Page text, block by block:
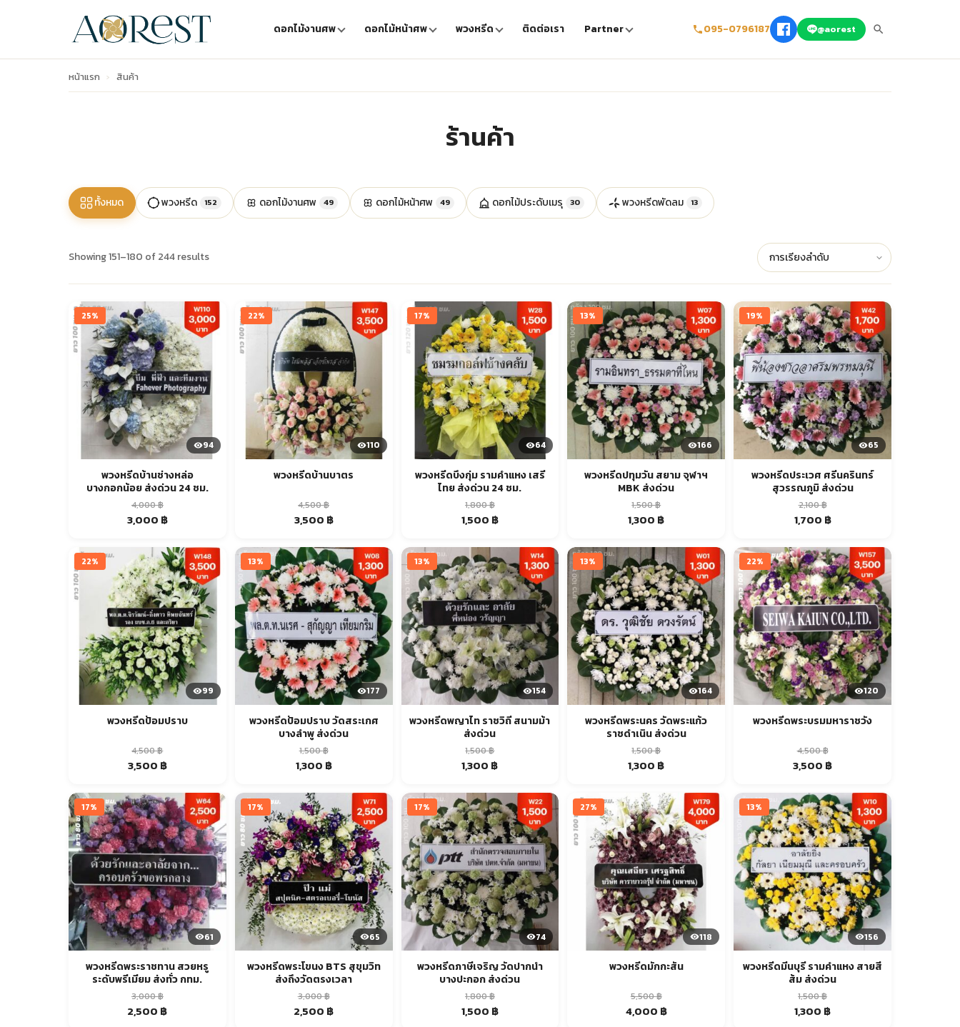
ดอกไม้งานศพ ดอกไม้หน้าศพ พวงหรีด ติดต่อเรา Partner 095-0796187 @aorest
หน้าแรก › สินค้า
ร้านค้า
ทั้งหมด พวงหรีด 152 ดอกไม้งานศพ 49 ดอกไม้หน้าศพ 49 ดอกไม้ประดับเมรุ 30 พวงหรีดพัดลม 13
Showing 151–180 of 244 results
25%
94
พวงหรีดบ้านช่างหล่อ
บางกอกน้อย ส่งด่วน 24 ชม.
4,000฿
Original
4,000 ฿.
3,000 ฿Current
3,000 ฿.
22%
110
พวงหรีดบ้านบาตร
4,500฿
Original
4,500 ฿.
3,500 ฿Current
3,500 ฿.
17%
64
พวงหรีดบึงกุ่ม รามคำแหง เสรี
ไทย ส่งด่วน 24 ชม.
1,800฿
Original
1,800 ฿.
1,500 ฿Current
1,500 ฿.
13%
166
พวงหรีดปทุมวัน สยาม จุฬาฯ
MBK ส่งด่วน
1,500฿
Original
1,500 ฿.
1,300 ฿Current
1,300 ฿.
19%
65
พวงหรีดประเวศ ศรีนครินทร์
สุวรรณภูมิ ส่งด่วน
2,100฿
Original
2,100 ฿.
1,700 ฿Current
1,700 ฿.
22%
99
พวงหรีดป้อมปราบ
4,500฿
Original
4,500 ฿.
3,500 ฿Current
3,500 ฿.
13%
177
พวงหรีดป้อมปราบ วัดสระเกศ
บางลำพู ส่งด่วน
1,500฿
Original
1,500 ฿.
1,300 ฿Current
1,300 ฿.
13%
154
พวงหรีดพญาไท ราชวิถี สนามม้า
ส่งด่วน
1,500฿
Original
1,500 ฿.
1,300 ฿Current
1,300 ฿.
13%
164
พวงหรีดพระนคร วัดพระแก้ว
ราชดำเนิน ส่งด่วน
1,500฿
Original
1,500 ฿.
1,300 ฿Current
1,300 ฿.
22%
120
พวงหรีดพระบรมมหาราชวัง
4,500฿
Original
4,500 ฿.
3,500 ฿Current
3,500 ฿.
17%
61
พวงหรีดพระราชทาน สวยหรู
ระดับพรีเมียม ส่งทั่ว กทม.
3,000฿
Original
2,500 ฿Current
17%
65
พวงหรีดพระโขนง BTS สุขุมวิท
ส่งถึงวัดตรงเวลา
3,000฿
Original
2,500 ฿Current
17%
74
พวงหรีดภาษีเจริญ วัดปากน้ำ
บางปะกอก ส่งด่วน
1,800฿
Original
1,500 ฿Current
27%
118
พวงหรีดมักกะสัน
5,500฿
Original
4,000 ฿Current
13%
156
พวงหรีดมีนบุรี รามคำแหง สายสี
ส้ม ส่งด่วน
1,500฿
Original
1,300 ฿Current